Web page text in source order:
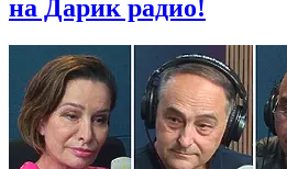
на Дарик радио!